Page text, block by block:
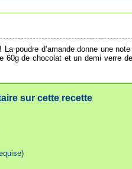
poudre d’amande donne une
60g de chocolat et un demi verre
sur cette recette